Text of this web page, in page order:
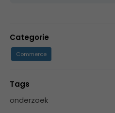
Categorie
Commerce
Tags
onderzoek